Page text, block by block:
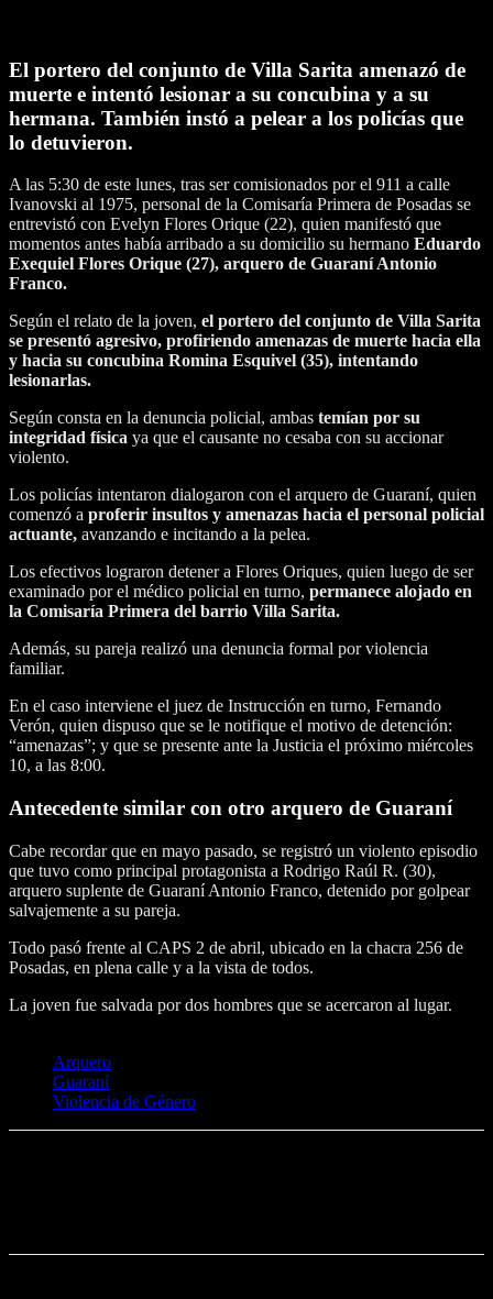
El portero del conjunto de Villa Sarita amenazó de
muerte e intentó lesionar a su concubina y a su
hermana. También instó a pelear a los policías que
lo detuvieron.
A las 5:30 de este lunes, tras ser comisionados por el 911 a calle
Ivanovski al 1975, personal de la Comisaría Primera de Posadas se
entrevistó con Evelyn Flores Orique (22), quien manifestó que
momentos antes había arribado a su domicilio su hermano Eduardo
Exequiel Flores Orique (27), arquero de Guaraní Antonio
Franco.
Según el relato de la joven, el portero del conjunto de Villa Sarita
se presentó agresivo, profiriendo amenazas de muerte hacia ella
y hacia su concubina Romina Esquivel (35), intentando
lesionarlas.
Según consta en la denuncia policial, ambas temían por su
integridad física ya que el causante no cesaba con su accionar
violento.
Los policías intentaron dialogaron con el arquero de Guaraní, quien
comenzó a proferir insultos y amenazas hacia el personal policial
actuante, avanzando e incitando a la pelea.
Los efectivos lograron detener a Flores Oriques, quien luego de ser
examinado por el médico policial en turno, permanece alojado en
la Comisaría Primera del barrio Villa Sarita.
Además, su pareja realizó una denuncia formal por violencia
familiar.
En el caso interviene el juez de Instrucción en turno, Fernando
Verón, quien dispuso que se le notifique el motivo de detención:
“amenazas”; y que se presente ante la Justicia el próximo miércoles
10, a las 8:00.
Antecedente similar con otro arquero de Guaraní
Cabe recordar que en mayo pasado, se registró un violento episodio
que tuvo como principal protagonista a Rodrigo Raúl R. (30),
arquero suplente de Guaraní Antonio Franco, detenido por golpear
salvajemente a su pareja.
Todo pasó frente al CAPS 2 de abril, ubicado en la chacra 256 de
Posadas, en plena calle y a la vista de todos.
La joven fue salvada por dos hombres que se acercaron al lugar.
Arquero
Guaraní
Violencia de Género